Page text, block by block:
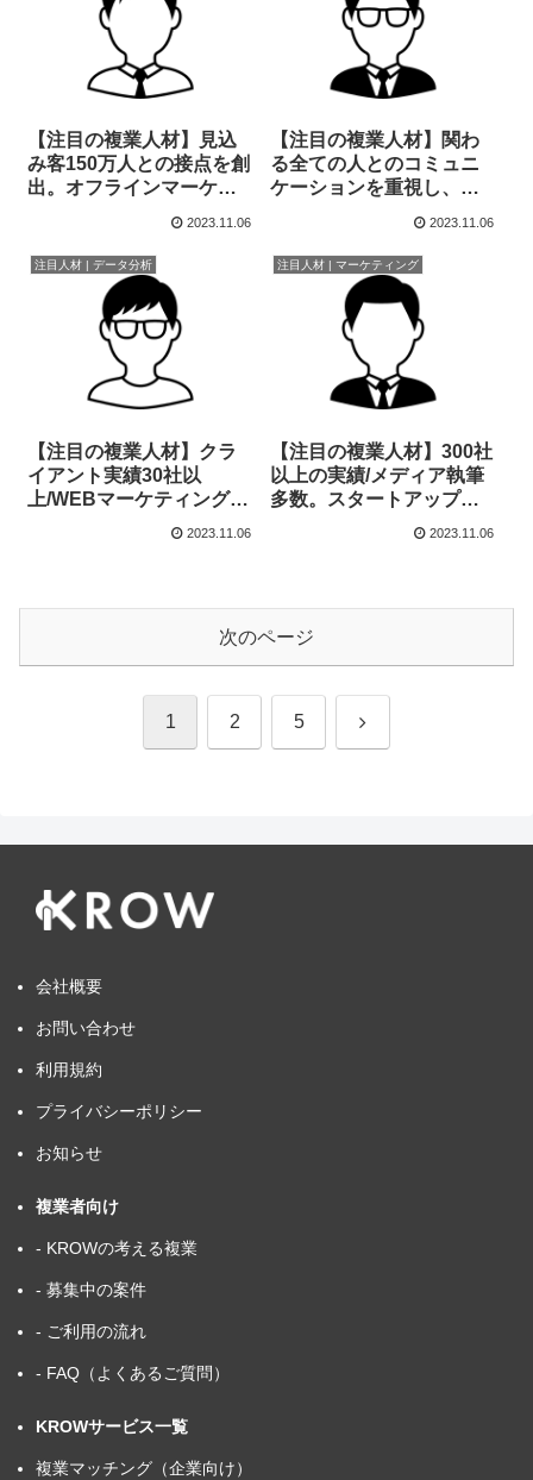
【注目の複業人材】見込
み客150万人との接点を創
出。オフラインマーケテ
2023.11.06
【注目の複業人材】関わ
る全ての人とのコミュニ
ケーションを重視し、新
2023.11.06
注目人材 | データ分析
【注目の複業人材】クラ
イアント実績30社以
上/WEBマーケティングの
スペシャリスト(マーケテ
2023.11.06
注目人材 | マーケティング
【注目の複業人材】300社
以上の実績/メディア執筆
多数。スタートアップ・
中小企業を中心とする経
2023.11.06
次のページ
1 2 5 次
会社概要
お問い合わせ
利用規約
プライバシーポリシー
お知らせ
複業者向け
- KROWの考える複業
- 募集中の案件
- ご利用の流れ
- FAQ（よくあるご質問）
KROWサービス一覧
複業マッチング（企業向け）